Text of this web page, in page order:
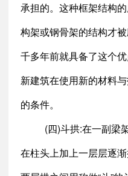
承担的。这种框架结构
构架或钢骨架的结构才
千多年前就具备了这个
新建筑在使用新的材料
的条件。
(四)斗拱:在一副梁
在柱头上加上一层层逐渐